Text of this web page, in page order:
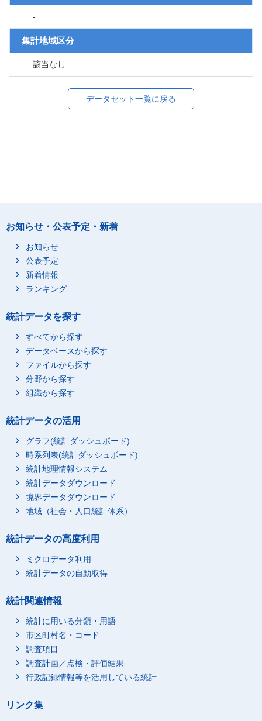
-
集計地域区分
該当なし
データセット一覧に戻る
お知らせ・公表予定・新着
お知らせ
公表予定
新着情報
ランキング
統計データを探す
すべてから探す
データベースから探す
ファイルから探す
分野から探す
組織から探す
統計データの活用
グラフ(統計ダッシュボード)
時系列表(統計ダッシュボード)
統計地理情報システム
統計データダウンロード
境界データダウンロード
地域（社会・人口統計体系）
統計データの高度利用
ミクロデータ利用
統計データの自動取得
統計関連情報
統計に用いる分類・用語
市区町村名・コード
調査項目
調査計画／点検・評価結果
行政記録情報等を活用している統計
リンク集